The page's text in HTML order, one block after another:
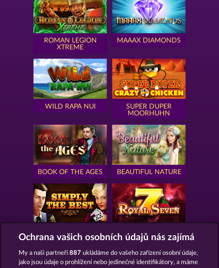
ROMAN LEGION
XTREME
MAAAX DIAMONDS
WILD RAPA NUI
SUPER DUPER
MOORHUHN
BOOK OF THE AGES BEAUTIFUL NATURE
Ochrana vašich osobních údajů nás zajímá
My a naši partneři887 ukládáme do vašeho zařízení osobní údaje,
jako jsou údaje o prohlížení nebo jedinečné identifikátory, a máme